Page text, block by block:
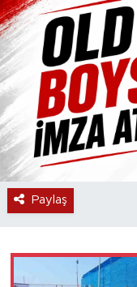
Paylaş